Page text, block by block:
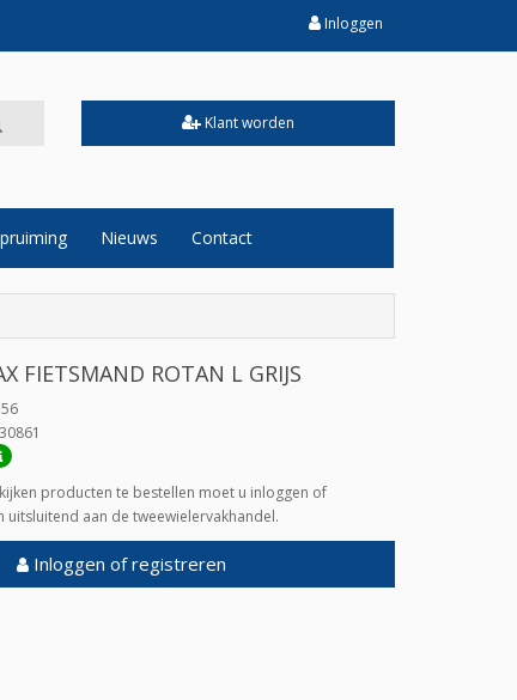
Inloggen
Klant worden
Nieuws Contact
FIETSMAND ROTAN L GRIJS
producten te bestellen moet u inloggen of
uitsluitend aan de tweewielervakhandel.
Inloggen of registreren